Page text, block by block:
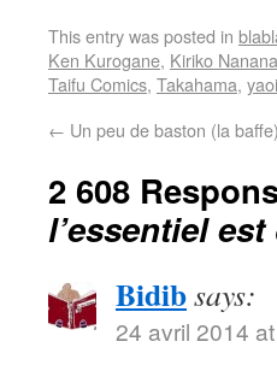
This entry was posted in
Ken Kurogane, Kiriko
Taifu Comics, Takahama, yaoi
← Un peu de baston (la baffe)
2 608
l’essentiel
Bidibsays:
24 avril 2014